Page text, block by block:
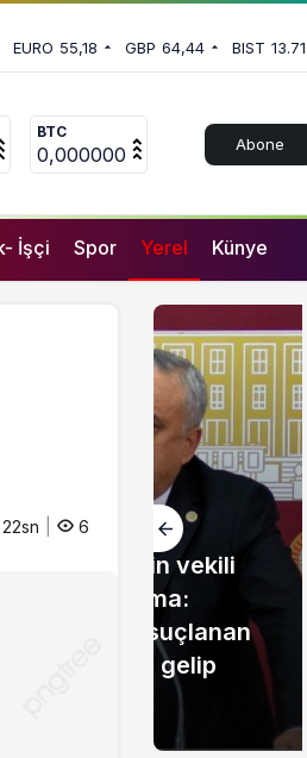
EURO 55,18 GBP 64,44 BIST
BTC
0,000000 Abone
İşçi Spor Yerel Künye
6
GENEL
Baro
‘deprem